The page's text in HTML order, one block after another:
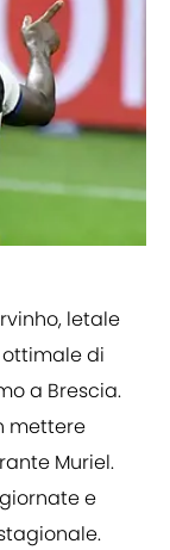
letale
di
a Brescia.
mettere
Muriel.
e